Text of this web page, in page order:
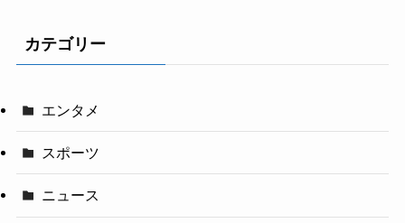
カテゴリー
エンタメ
スポーツ
ニュース